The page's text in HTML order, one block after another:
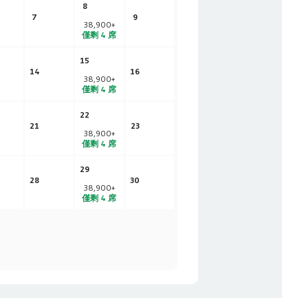
7
8
38,900+
僅剩 4 席
9
14
15
38,900+
僅剩 4 席
16
21
22
38,900+
僅剩 4 席
23
28
29
38,900+
僅剩 4 席
30